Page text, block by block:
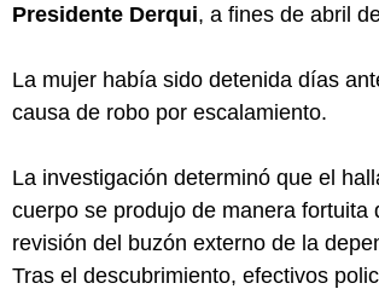
Presidente Derqui, a fines de abril
La mujer había sido detenida días
causa de robo por escalamiento.
La investigación determinó que el
cuerpo se produjo de manera fortuita
revisión del buzón externo de la
Tras el descubrimiento, efectivos